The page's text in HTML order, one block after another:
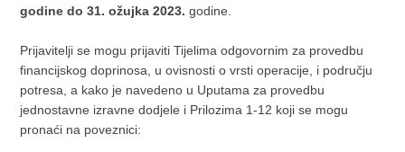
godine do 31. ožujka 2023. godine.
Prijavitelji se mogu prijaviti Tijelima odgovornim za provedbu
financijskog doprinosa, u ovisnosti o vrsti operacije, i području
potresa, a kako je navedeno u Uputama za provedbu
jednostavne izravne dodjele i Prilozima 1-12 koji se mogu
pronaći na poveznici: